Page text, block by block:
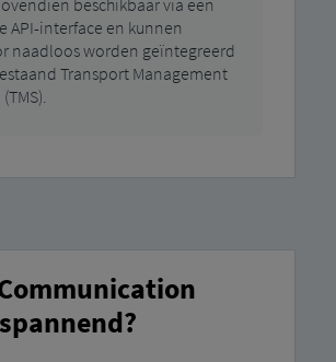
API-interface en kunnen
naadloos worden geïntegreerd
Transport Management